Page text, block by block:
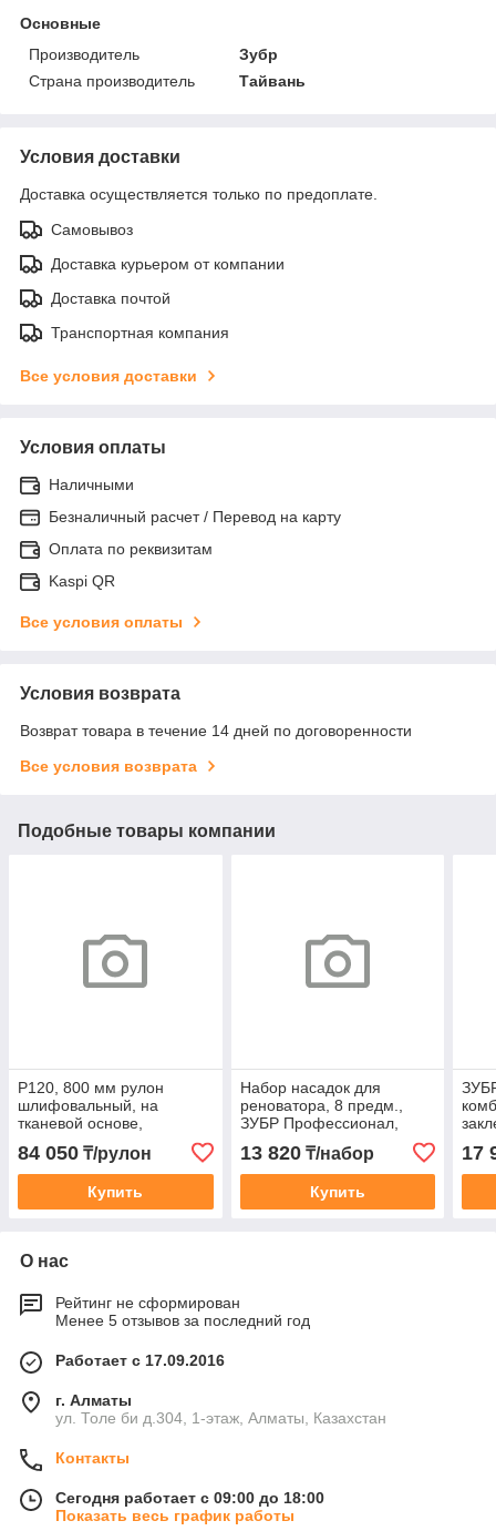
Основные
Производитель
Зубр
Страна производитель
Тайвань
Условия доставки
Доставка осуществляется только по предоплате.
Самовывоз
Доставка курьером от компании
Доставка почтой
Транспортная компания
Все условия доставки
Условия оплаты
Наличными
Безналичный расчет / Перевод на карту
Оплата по реквизитам
Kaspi QR
Все условия оплаты
Условия возврата
Возврат товара в течение 14 дней по договоренности
Все условия возврата
Подобные товары компании
Р120, 800 мм рулон
шлифовальный, на
тканевой основе,
водостойкий, 30 м, ЗУБР
Профессионал
84 050 ₸/рулон
Купить
Набор насадок для
реноватора, 8 предм.,
ЗУБР Профессионал,
13 820₸/набор
Купить
17
О нас
Рейтинг не сформирован
Менее 5 отзывов за последний год
Работает с 17.09.2016
г. Алматы
ул. Толе би д.304, 1-этаж, Алматы, Казахстан
Контакты
Сегодня работает с 09:00 до 18:00
Показать весь график работы